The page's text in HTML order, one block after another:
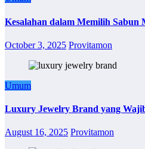
Kesalahan dalam Memilih
October 3, 2025 Provitamon
Umum
Luxury Jewelry Brand yang
August 16, 2025 Provitamon